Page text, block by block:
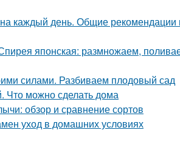
каждый день. Общие рекомендации
японская: размножаем,
силами. Разбиваем плодовый сад
Что можно сделать дома
обзор и сравнение сортов
уход в домашних условиях